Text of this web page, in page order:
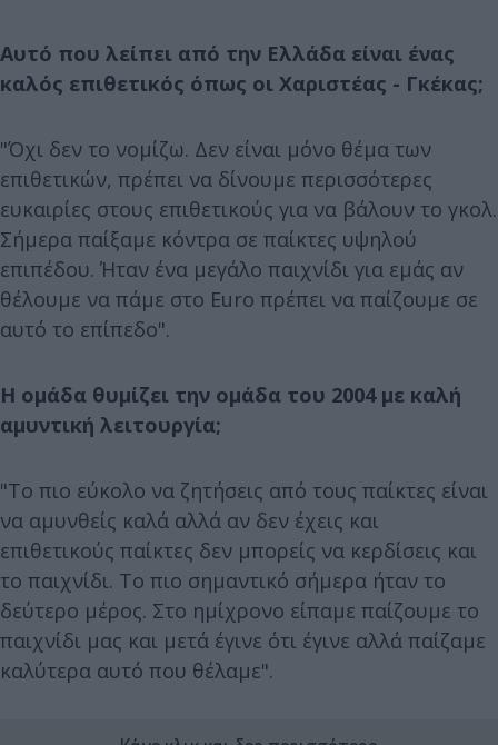
Αυτό που λείπει από την Ελλάδα είναι ένας
καλός επιθετικός όπως οι Χαριστέας - Γκέκας;
"Όχι δεν το νομίζω. Δεν είναι μόνο θέμα των
επιθετικών, πρέπει να δίνουμε περισσότερες
ευκαιρίες στους επιθετικούς για να βάλουν το γκολ.
Σήμερα παίξαμε κόντρα σε παίκτες υψηλού
επιπέδου. Ήταν ένα μεγάλο παιχνίδι για εμάς αν
θέλουμε να πάμε στο Euro πρέπει να παίζουμε σε
αυτό το επίπεδο".
Η ομάδα θυμίζει την ομάδα του 2004 με καλή
αμυντική λειτουργία;
"Το πιο εύκολο να ζητήσεις από τους παίκτες είναι
να αμυνθείς καλά αλλά αν δεν έχεις και
επιθετικούς παίκτες δεν μπορείς να κερδίσεις και
το παιχνίδι. Το πιο σημαντικό σήμερα ήταν το
δεύτερο μέρος. Στο ημίχρονο είπαμε παίζουμε το
παιχνίδι μας και μετά έγινε ότι έγινε αλλά παίζαμε
καλύτερα αυτό που θέλαμε".